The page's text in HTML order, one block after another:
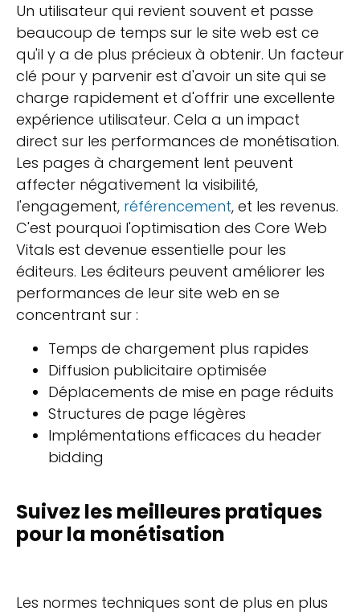
Un utilisateur qui revient souvent et passe
beaucoup de temps sur le site web est ce
qu'il y a de plus précieux à obtenir. Un facteur
clé pour y parvenir est d'avoir un site qui se
charge rapidement et d'offrir une excellente
expérience utilisateur. Cela a un impact
direct sur les performances de monétisation.
Les pages à chargement lent peuvent
affecter négativement la visibilité,
l'engagement, référencement, et les revenus.
C'est pourquoi l'optimisation des Core Web
Vitals est devenue essentielle pour les
éditeurs. Les éditeurs peuvent améliorer les
performances de leur site web en se
concentrant sur :
Temps de chargement plus rapides
Diffusion publicitaire optimisée
Déplacements de mise en page réduits
Structures de page légères
Implémentations efficaces du header
bidding
Suivez les meilleures pratiques
pour la monétisation
Les normes techniques sont de plus en plus